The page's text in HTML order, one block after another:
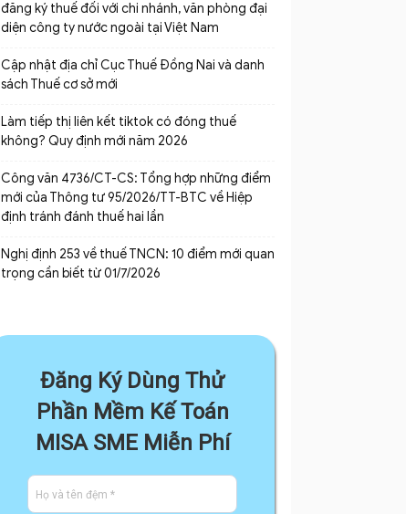
đăng ký thuế đối với chi nhánh, văn phòng đại
diện công ty nước ngoài tại Việt Nam
Cập nhật địa chỉ Cục Thuế Đồng Nai và danh
sách Thuế cơ sở mới
Làm tiếp thị liên kết tiktok có đóng thuế
không? Quy định mới năm 2026
Công văn 4736/CT-CS: Tổng hợp những điểm
mới của Thông tư 95/2026/TT-BTC về Hiệp
định tránh đánh thuế hai lần
Nghị định 253 về thuế TNCN: 10 điểm mới quan
trọng cần biết từ 01/7/2026
Đăng Ký Dùng Thử
Phần Mềm Kế Toán
MISA SME Miễn Phí